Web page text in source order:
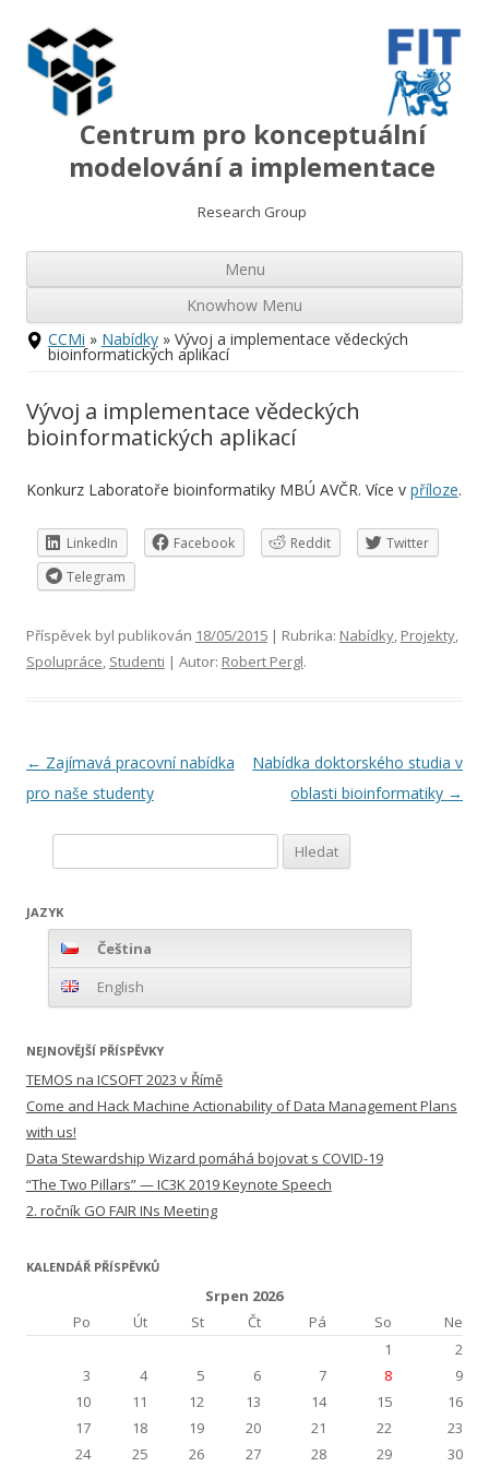
Centrum pro konceptuální
modelování a implementace
Research Group
Menu
Knowhow Menu
Přejít
k
obsahu
CCMi » Nabídky» Vývoj a implementace vědeckých
bioinformatických aplikací
Vývoj a implementace vědeckých
bioinformatických aplikací
Konkurz Laboratoře bioinformatiky MBÚ AVČR. Více v příloze.
LinkedIn Facebook Reddit
Twitter
Telegram
Příspěvek byl publikován 18/05/2015| Rubrika: Nabídky, Projekty,
Spolupráce, Studenti | Autor: Robert Pergl.
Navigace
pro
← Zajímavá pracovní nabídka
pro naše studenty
Nabídka doktorského studia v
oblasti bioinformatiky →
JAZYK
Čeština
English
NEJNOVĚJŠÍ PŘÍSPĚVKY
TEMOS na ICSOFT 2023 v Římě
Come and Hack Machine Actionability of Data Management Plans
with us!
Data Stewardship Wizard pomáhá bojovat s COVID-19
“The Two Pillars” — IC3K 2019 Keynote Speech
2. ročník GO FAIR INs Meeting
KALENDÁŘ PŘÍSPĚVKŮ
Srpen 2026
Po
Út St Čt Pá So
Ne
1
2
3
4 5 6 7 8
9
10
11 12 13 14 15
16
17
18 19 20 21 22
23
24
25 26 27 28 29 30